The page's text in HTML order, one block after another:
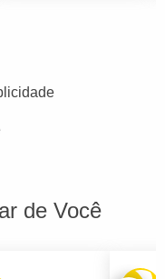
de Você